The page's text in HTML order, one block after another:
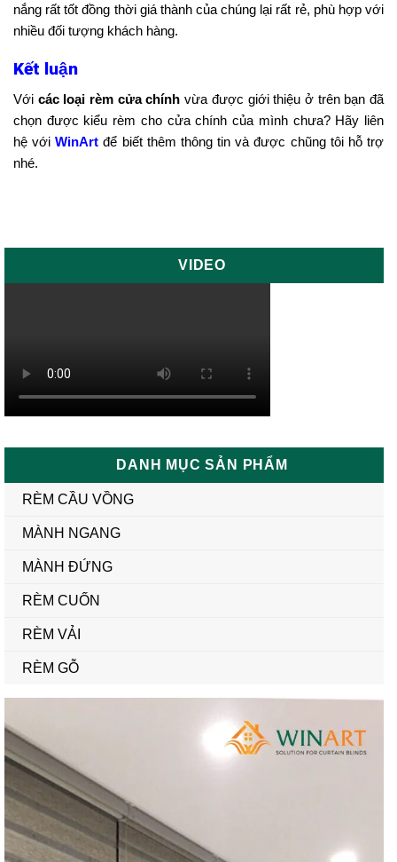
nắng rất tốt đồng thời giá thành của chúng lại rất rẻ, phù hợp với
nhiều đối tượng khách hàng.
Kết luận
Với các loại rèm cửa chính vừa được giới thiệu ở trên bạn đã
chọn được kiểu rèm cho cửa chính của mình chưa? Hãy liên
hệ vớiWinArt để biết thêm thông tin và được chũng tôi hỗ trợ
nhé.
VIDEO
DANH MỤC SẢN PHẨM
RÈM CẦU VỒNG
MÀNH NGANG
MÀNH ĐỨNG
RÈM CUỐN
RÈM VẢI
RÈM GỖ